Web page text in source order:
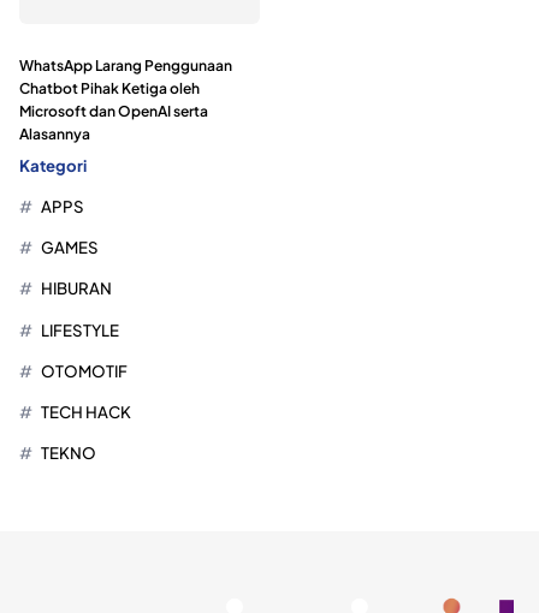
WhatsApp Larang Penggunaan
Chatbot Pihak Ketiga oleh
Microsoft dan OpenAI serta
Alasannya
Kategori
APPS
GAMES
HIBURAN
LIFESTYLE
OTOMOTIF
TECH HACK
TEKNO